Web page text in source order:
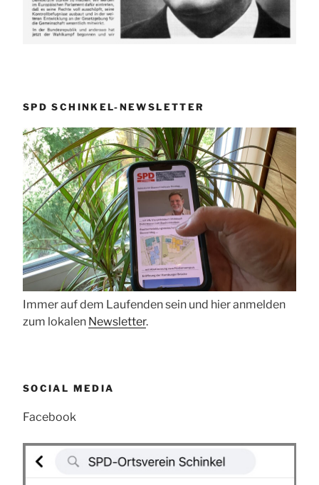
SPD SCHINKEL-NEWSLETTER
Immer auf dem Laufenden sein und hier anmelden
zum lokalen Newsletter.
SOCIAL MEDIA
Facebook